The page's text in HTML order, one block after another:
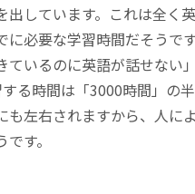
出しています。これは全く
に必要な学習時間だそうで
ているのに英語が話せない
る時間は「3000時間」の
も左右されますから、人に
す。